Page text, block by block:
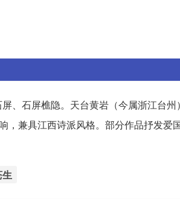
、石屏樵隐。天台黄岩（今属浙江台州
，兼具江西诗派风格。部分作品抒发爱
生